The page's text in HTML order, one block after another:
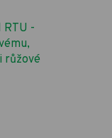
-
růžové